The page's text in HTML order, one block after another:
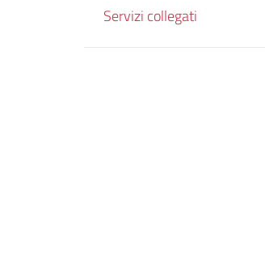
Servizi collegati